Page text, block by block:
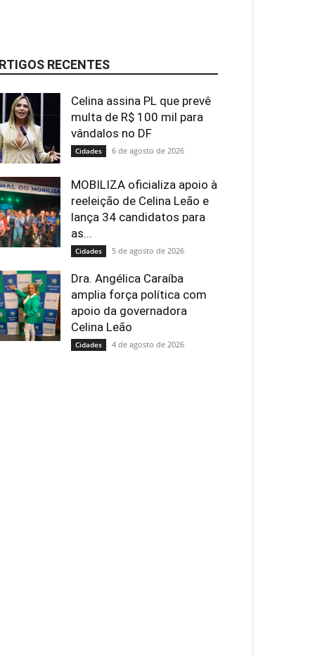
RECENTES
Celina assina PL que prevê
multa de R$ 100 mil para
vândalos no DF
Cidades 6 de agosto de 2026
MOBILIZA oficializa apoio à
reeleição de Celina Leão e
lança 34 candidatos para
as...
Cidades 5 de agosto de 2026
Dra. Angélica Caraíba
amplia força política com
apoio da governadora
Celina Leão
Cidades 4 de agosto de 2026